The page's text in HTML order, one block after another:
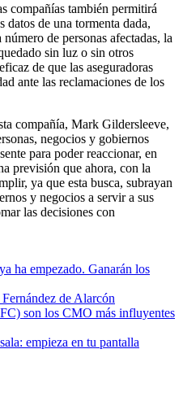
compañías también permitirá
de una tormenta dada,
de personas afectadas, la
sin luz o sin otros
de que las aseguradoras
ante las reclamaciones de los
compañía, Mark Gildersleeve,
negocios y gobiernos
para poder reaccionar, en
previsión que ahora, con la
ya que esta busca, subrayan
y negocios a servir a sus
las decisiones con
ha empezado. Ganarán los
de Alarcón
son los CMO más influyentes
empieza en tu pantalla